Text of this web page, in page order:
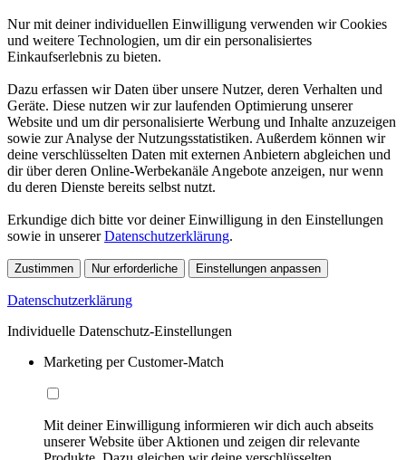
Nur mit deiner individuellen Einwilligung verwenden wir Cookies
und weitere Technologien, um dir ein personalisiertes
Einkaufserlebnis zu bieten.
Dazu erfassen wir Daten über unsere Nutzer, deren Verhalten und
Geräte. Diese nutzen wir zur laufenden Optimierung unserer
Website und um dir personalisierte Werbung und Inhalte anzuzeigen
sowie zur Analyse der Nutzungsstatistiken. Außerdem können wir
deine verschlüsselten Daten mit externen Anbietern abgleichen und
dir über deren Online-Werbekanäle Angebote anzeigen, nur wenn
du deren Dienste bereits selbst nutzt.
Erkundige dich bitte vor deiner Einwilligung in den Einstellungen
sowie in unsererDatenschutzerklärung.
Zustimmen Nur erforderliche Einstellungen anpassen
Datenschutzerklärung
Individuelle Datenschutz-Einstellungen
Marketing per Customer-Match
Mit deiner Einwilligung informieren wir dich auch abseits
unserer Website über Aktionen und zeigen dir relevante